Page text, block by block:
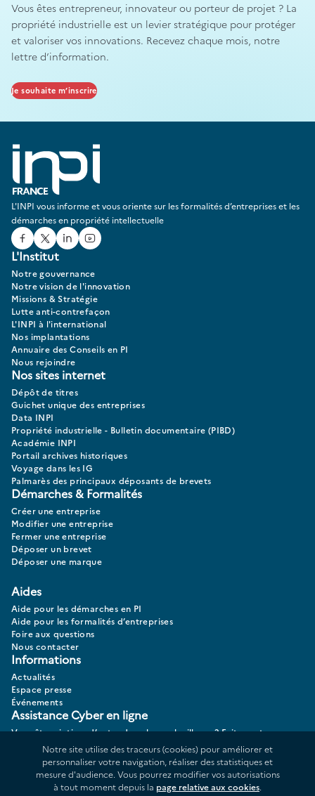
Vous êtes entrepreneur, innovateur ou porteur de projet ? La
propriété industrielle est un levier stratégique pour protéger
et valoriser vos innovations. Recevez chaque mois, notre
lettre d’information.
Je souhaite m’inscrire
L'INPI vous informe et vous oriente sur les formalités d’entreprises et les
démarches en propriété intellectuelle
Facebook
TwitterLinked In
Youtube
L'Institut
Notre gouvernance
Notre vision de l'innovation
Missions & Stratégie
Lutte anti-contrefaçon
L'INPI à l'international
Nos implantations
Annuaire des Conseils en PI
Nous rejoindre
Nos sites internet
Dépôt de titres
Guichet unique des entreprises
Data INPI
Propriété industrielle - Bulletin documentaire (PIBD)
Académie INPI
Portail archives historiques
Voyage dans les IG
Palmarès des principaux déposants de brevets
Démarches & Formalités
Créer une entreprise
Modifier une entreprise
Fermer une entreprise
Déposer un brevet
Déposer une marque
Aides
Aide pour les démarches en PI
Aide pour les formalités d’entreprises
Foire aux questions
Nous contacter
Informations
Actualités
Espace presse
Événements
Assistance Cyber en ligne
Vous êtes victime d’actes de cybermalveillance? Faites votre
Données personnelles
Notre site utilise des traceurs (cookies) pour améliorer et
personnaliser votre navigation, réaliser des statistiques et
mesure d'audience. Vous pourrez modifier vos autorisations
à tout moment depuis la page relative aux cookies